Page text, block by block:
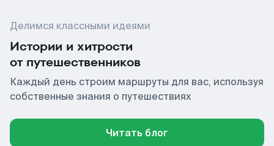
Делимся классными идеями
Истории и хитрости
от путешественников
Каждый день строим маршруты для вас, используя
собственные знания о путешествиях
Читать блог